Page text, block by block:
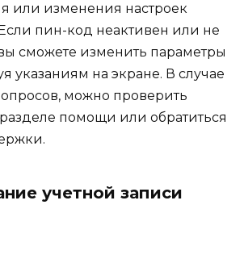
или изменения настроек
пин-код неактивен или не
сможете изменить параметры
указаниям на экране. В случае
можно проверить
помощи или обратиться
учетной записи